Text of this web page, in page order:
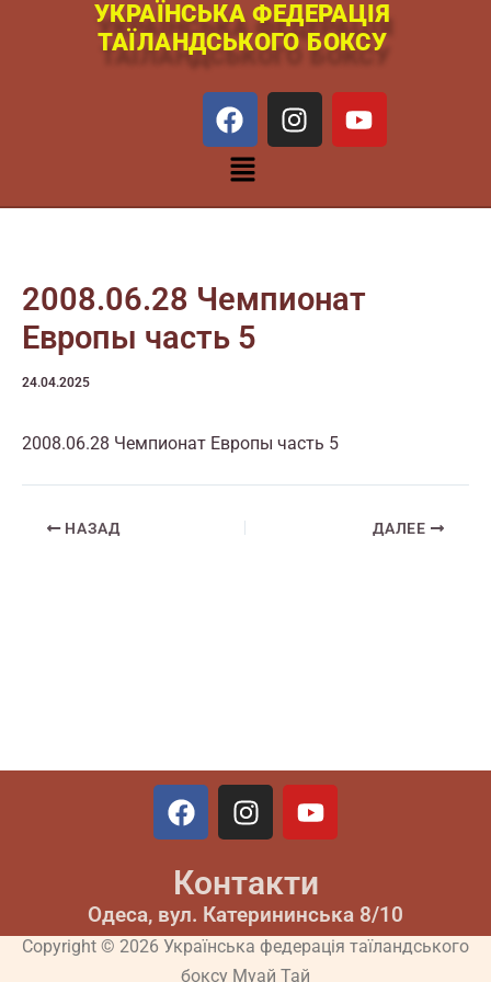
УКРАЇНСЬКА ФЕДЕРАЦІЯ
ТАЇЛАНДСЬКОГО БОКСУ
a
c
e
b
o
n
s
g
m
o
u
b
Меню
2008.06.28 Чемпионат
Европы часть 5
24.04.2025
2008.06.28 Чемпионат Европы часть 5
НАЗАД ДАЛЕЕ
F
a
e
b
o
o
I
n
t
a
g
r
Y
o
t
u
b
e
Контакти
Одеса, вул. Катерининська 8/10
Copyright © 2026 Українська федерація таїландського
боксу Муай Тай